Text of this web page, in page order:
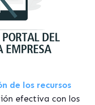
de los recursos
efectiva con los